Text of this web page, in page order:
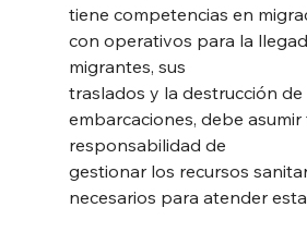
tiene competencias en
con operativos para la
migrantes, sus
traslados y la destrucción de
embarcaciones, debe
responsabilidad de
gestionar los recursos
necesarios para atender